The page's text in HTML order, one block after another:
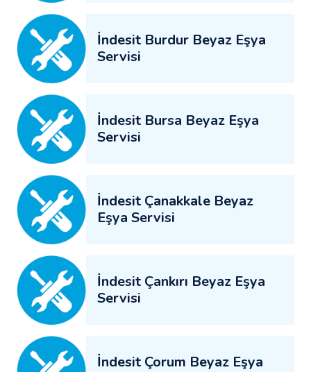
İndesit Burdur Beyaz Eşya
Servisi
İndesit Bursa Beyaz Eşya
Servisi
İndesit Çanakkale Beyaz
Eşya Servisi
İndesit Çankırı Beyaz Eşya
Servisi
İndesit Çorum Beyaz Eşya